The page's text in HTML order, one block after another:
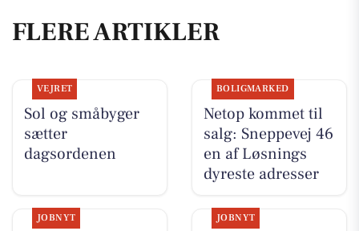
FLERE ARTIKLER
VEJRET
Sol og småbyger
sætter
dagsordenen
BOLIGMARKED
Netop kommet til
salg: Sneppevej 46
en af Løsnings
dyreste adresser
JOBNYT JOBNYT